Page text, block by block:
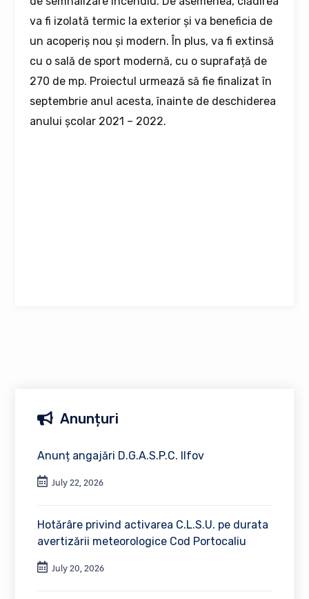
va fi izolată termic la exterior și va beneficia de
un acoperiș nou și modern. În plus, va fi extinsă
cu o sală de sport modernă, cu o suprafață de
270 de mp. Proiectul urmează să fie finalizat în
septembrie anul acesta, înainte de deschiderea
anului școlar 2021 – 2022.
Anunțuri
Anunț angajări D.G.A.S.P.C. Ilfov
July 22, 2026
Hotărâre privind activarea C.L.S.U. pe durata
avertizării meteorologice Cod Portocaliu
July 20, 2026